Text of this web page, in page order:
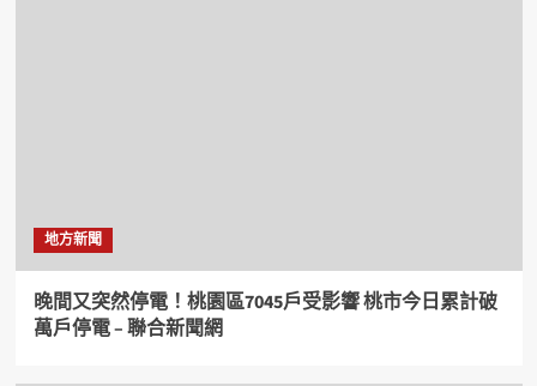
地方新聞
晚間又突然停電！桃園區7045戶受影響 桃市今日累計破
萬戶停電 – 聯合新聞網